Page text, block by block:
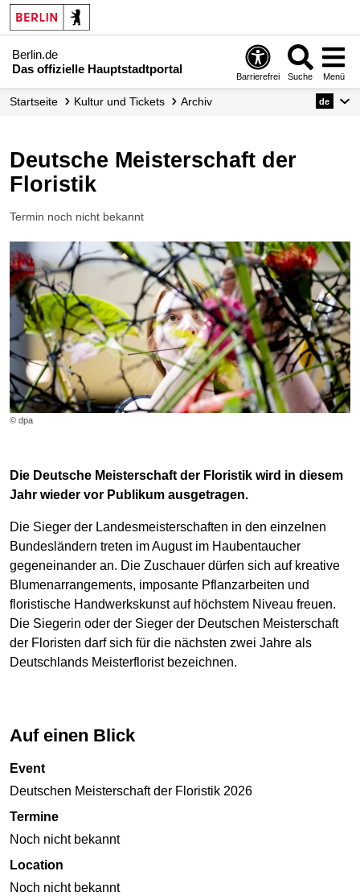
Berlin.de
Das offizielle Hauptstadtportal
Barrierefrei Suche Menü
Startseite Kultur und Tickets Archiv de
Deutsche Meisterschaft der
Floristik
Termin noch nicht bekannt
© dpa
Die Deutsche Meisterschaft der Floristik wird in diesem
Jahr wieder vor Publikum ausgetragen.
Die Sieger der Landesmeisterschaften in den einzelnen
Bundesländern treten im August im Haubentaucher
gegeneinander an. Die Zuschauer dürfen sich auf kreative
Blumenarrangements, imposante Pflanzarbeiten und
floristische Handwerkskunst auf höchstem Niveau freuen.
Die Siegerin oder der Sieger der Deutschen Meisterschaft
der Floristen darf sich für die nächsten zwei Jahre als
Deutschlands Meisterflorist bezeichnen.
Auf einen Blick
Event
Deutschen Meisterschaft der Floristik 2026
Termine
Noch nicht bekannt
Location
Noch nicht bekannt